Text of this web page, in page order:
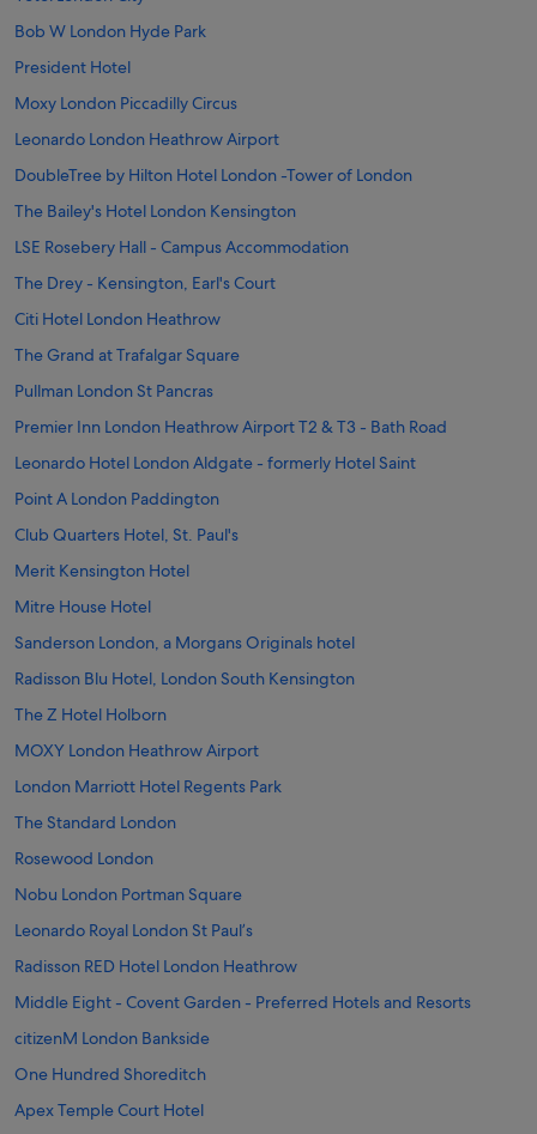
Bob W London Hyde Park
President Hotel
Moxy London Piccadilly Circus
Leonardo London Heathrow Airport
DoubleTree by Hilton Hotel London -Tower of London
The Bailey's Hotel London Kensington
LSE Rosebery Hall - Campus Accommodation
The Drey - Kensington, Earl's Court
Citi Hotel London Heathrow
The Grand at Trafalgar Square
Pullman London St Pancras
Premier Inn London Heathrow Airport T2 & T3 - Bath Road
Leonardo Hotel London Aldgate - formerly Hotel Saint
Point A London Paddington
Club Quarters Hotel, St. Paul's
Merit Kensington Hotel
Mitre House Hotel
Sanderson London, a Morgans Originals hotel
Radisson Blu Hotel, London South Kensington
The Z Hotel Holborn
MOXY London Heathrow Airport
London Marriott Hotel Regents Park
The Standard London
Rosewood London
Nobu London Portman Square
Leonardo Royal London St Paul’s
Radisson RED Hotel London Heathrow
Middle Eight - Covent Garden - Preferred Hotels and Resorts
citizenM London Bankside
One Hundred Shoreditch
Apex Temple Court Hotel